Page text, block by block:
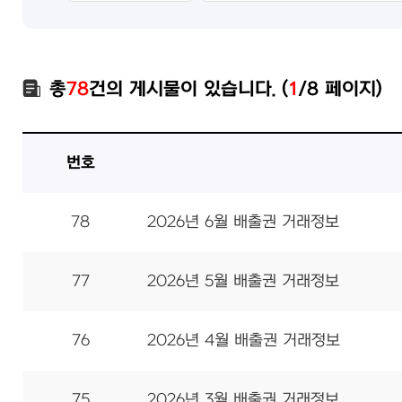
총78건의 게시물이 있습니다. (1/8 페이지)
번호
78 2026년 6월 배출권 거래정보
77 2026년 5월 배출권 거래정보
76 2026년 4월 배출권 거래정보